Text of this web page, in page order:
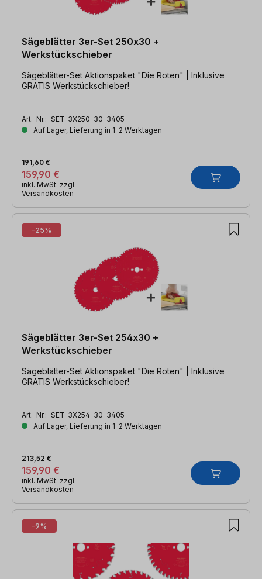
Sägeblätter 3er-Set 250x30 +
Werkstückschieber
Sägeblätter-Set Aktionspaket "Die Roten" | Inklusive
GRATIS Werkstückschieber!
Art.-Nr.: SET-3X250-30-3405
Auf Lager, Lieferung in 1-2 Werktagen
159,90 €
191,60 €
inkl. MwSt. zzgl.
Versandkosten
-25%
Sägeblätter 3er-Set 254x30 +
Werkstückschieber
Sägeblätter-Set Aktionspaket "Die Roten" | Inklusive
GRATIS Werkstückschieber!
Art.-Nr.: SET-3X254-30-3405
Auf Lager, Lieferung in 1-2 Werktagen
159,90 €
213,52 €
inkl. MwSt. zzgl.
Versandkosten
-9%